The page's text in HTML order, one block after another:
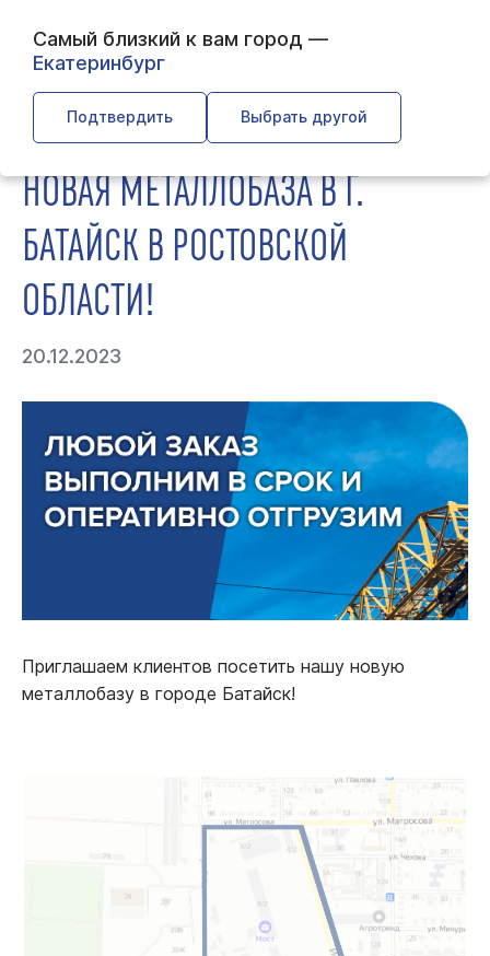
Самый близкий к вам город —
Екатеринбург
Подтвердить Выбрать другой
Батайск в Ростовской области!
НОВАЯ МЕТАЛЛОБАЗА В Г.
БАТАЙСК В РОСТОВСКОЙ
ОБЛАСТИ!
20.12.2023
Приглашаем клиентов посетить нашу новую
металлобазу в городе Батайск!